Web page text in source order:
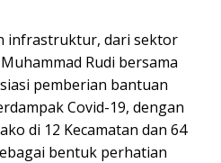
infrastruktur, dari sektor
Rudi bersama
pemberian bantuan
Covid-19, dengan
di 12 Kecamatan dan 64
bentuk perhatian